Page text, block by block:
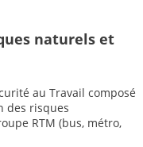
naturels et
au Travail composé
des risques
RTM (bus, métro,